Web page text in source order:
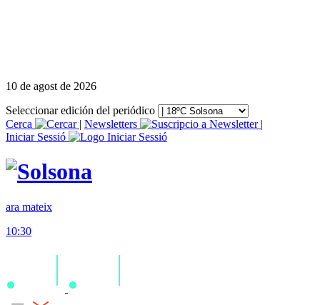
10 de agost de 2026
Seleccionar edición del periódico
Cerca
| Newsletters
|
Iniciar Sessió
ara mateix
10:30